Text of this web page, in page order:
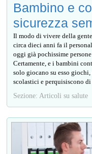
Bambino e
sicurezza
Il modo di vivere della
circa dieci anni fa il
oggi già pochissime
Certamente, e i bambini
solo giocano su esso
scolastici e perquisiscono
Sezione: Articoli su salute